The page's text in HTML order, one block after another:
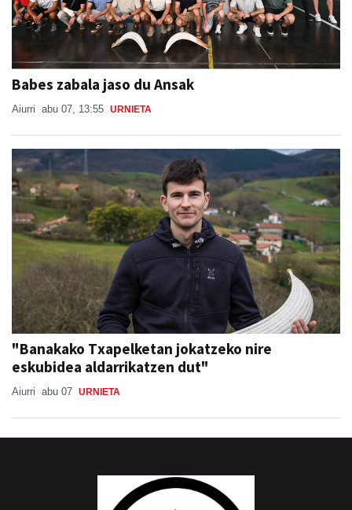
Babes zabala jaso du Ansak
Aiurri abu 07, 13:55 URNIETA
"Banakako Txapelketan jokatzeko nire
eskubidea aldarrikatzen dut"
Aiurri abu 07 URNIETA